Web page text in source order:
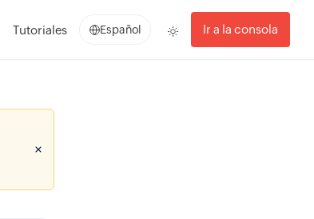
Tutoriales Español Ir a la consola